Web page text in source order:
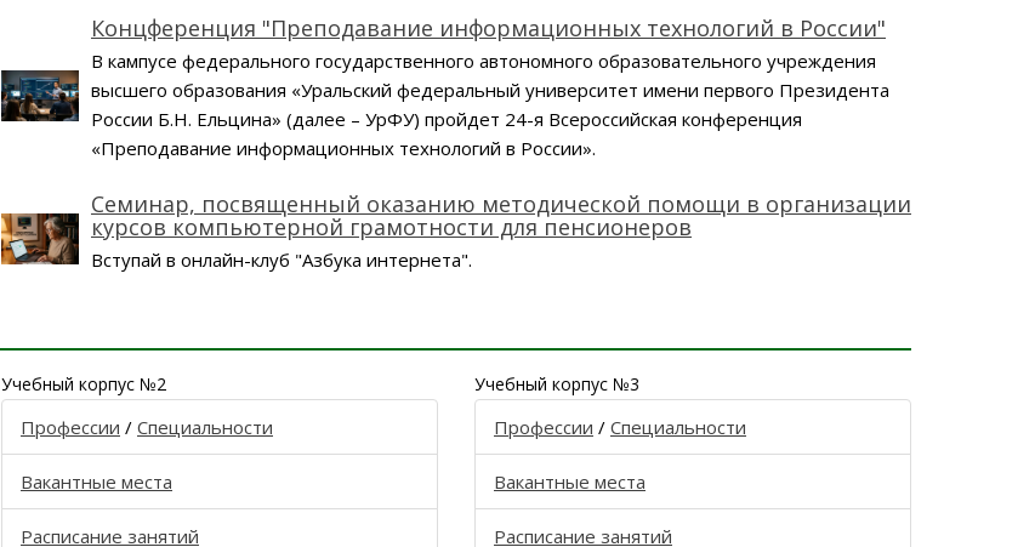
Концференция "Преподавание информационных технологий в России"
В кампусе федерального государственного автономного образовательного учреждения
высшего образования «Уральский федеральный университет имени первого Президента
России Б.Н. Ельцина» (далее – УрФУ) пройдет 24-я Всероссийская конференция
«Преподавание информационных технологий в России».
Семинар, посвященный оказанию методической помощи в организации
курсов компьютерной грамотности для пенсионеров
Вступай в онлайн-клуб "Азбука интернета".
Учебный корпус №2
Профессии / Специальности
Вакантные места
Расписание занятий
Учебный корпус №3
Профессии / Специальности
Вакантные места
Расписание занятий